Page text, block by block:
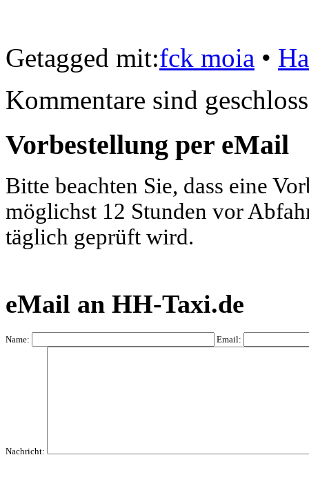
Getagged mit:fck moia •
Kommentare sind
Vorbestellung per eMail
Bitte beachten Sie, dass eine
möglichst 12 Stunden vor
täglich geprüft wird.
eMail an HH-Taxi.de
Name: Email:
Nachricht: